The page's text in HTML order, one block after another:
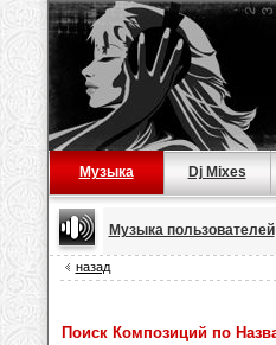
Музыка Dj Mixes
Музыка пользователей
назад
Поиск Композиций по